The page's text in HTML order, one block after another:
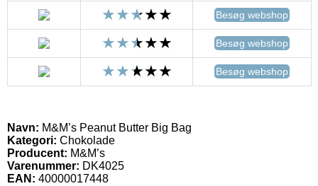
Besøg webshop
Besøg webshop
Besøg webshop
Navn: M&M’s Peanut Butter Big Bag
Kategori: Chokolade
Producent: M&M’s
Varenummer: DK4025
EAN: 40000017448